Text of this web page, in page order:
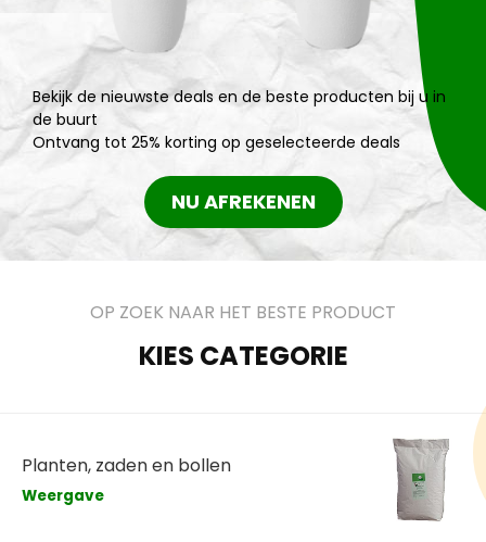
Bekijk de nieuwste deals en de beste producten bij u in
de buurt
Ontvang tot 25% korting op geselecteerde deals
NU AFREKENEN
OP ZOEK NAAR HET BESTE PRODUCT
KIES CATEGORIE
Planten, zaden en bollen
Weergave